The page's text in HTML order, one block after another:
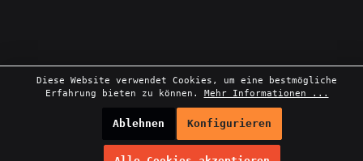
Diese Website verwendet Cookies, um eine bestmögliche
Erfahrung bieten zu können. Mehr Informationen ...
Ablehnen Konfigurieren